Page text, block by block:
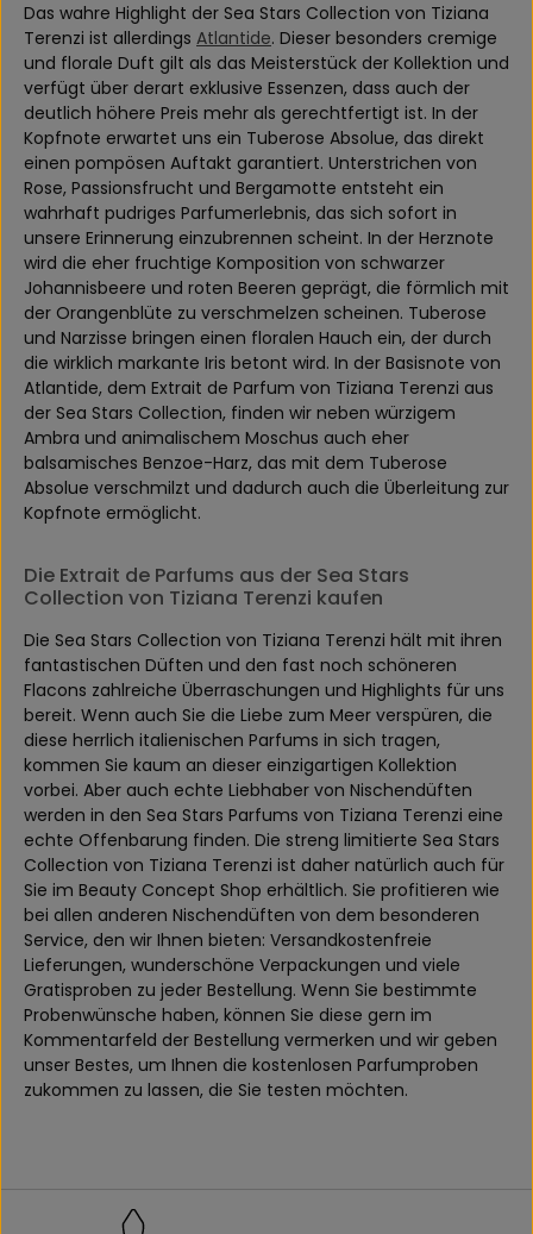
Das wahre Highlight der Sea Stars Collection von Tiziana
Terenzi ist allerdings Atlantide. Dieser besonders cremige
und florale Duft gilt als das Meisterstück der Kollektion und
verfügt über derart exklusive Essenzen, dass auch der
deutlich höhere Preis mehr als gerechtfertigt ist. In der
Kopfnote erwartet uns ein Tuberose Absolue, das direkt
einen pompösen Auftakt garantiert. Unterstrichen von
Rose, Passionsfrucht und Bergamotte entsteht ein
wahrhaft pudriges Parfumerlebnis, das sich sofort in
unsere Erinnerung einzubrennen scheint. In der Herznote
wird die eher fruchtige Komposition von schwarzer
Johannisbeere und roten Beeren geprägt, die förmlich mit
der Orangenblüte zu verschmelzen scheinen. Tuberose
und Narzisse bringen einen floralen Hauch ein, der durch
die wirklich markante Iris betont wird. In der Basisnote von
Atlantide, dem Extrait de Parfum von Tiziana Terenzi aus
der Sea Stars Collection, finden wir neben würzigem
Ambra und animalischem Moschus auch eher
balsamisches Benzoe-Harz, das mit dem Tuberose
Absolue verschmilzt und dadurch auch die Überleitung zur
Kopfnote ermöglicht.
Die Extrait de Parfums aus der Sea Stars
Collection von Tiziana Terenzi kaufen
Die Sea Stars Collection von Tiziana Terenzi hält mit ihren
fantastischen Düften und den fast noch schöneren
Flacons zahlreiche Überraschungen und Highlights für uns
bereit. Wenn auch Sie die Liebe zum Meer verspüren, die
diese herrlich italienischen Parfums in sich tragen,
kommen Sie kaum an dieser einzigartigen Kollektion
vorbei. Aber auch echte Liebhaber von Nischendüften
werden in den Sea Stars Parfums von Tiziana Terenzi eine
echte Offenbarung finden. Die streng limitierte Sea Stars
Collection von Tiziana Terenzi ist daher natürlich auch für
Sie im Beauty Concept Shop erhältlich. Sie profitieren wie
bei allen anderen Nischendüften von dem besonderen
Service, den wir Ihnen bieten: Versandkostenfreie
Lieferungen, wunderschöne Verpackungen und viele
Gratisproben zu jeder Bestellung. Wenn Sie bestimmte
Probenwünsche haben, können Sie diese gern im
Kommentarfeld der Bestellung vermerken und wir geben
unser Bestes, um Ihnen die kostenlosen Parfumproben
zukommen zu lassen, die Sie testen möchten.